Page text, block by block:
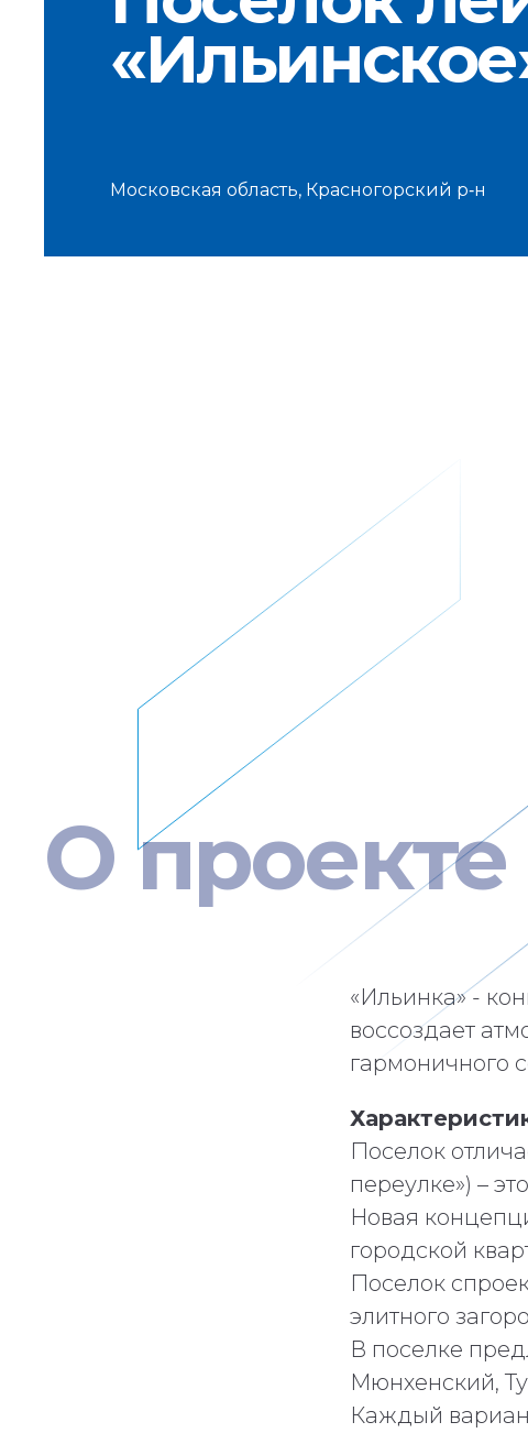
Московская область, Красногорский р‐н
О проекте
«Ильинка» -
воссоздает
гармоничного
Поселок
переулке») –
Новая
городской
Поселок
элитного
В поселке
Мюнхенский,
Каждый